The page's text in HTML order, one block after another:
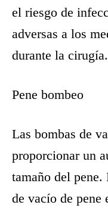
el riesgo de
adversas a los
durante la cirugía.
Pene bombeo
Las bombas de
proporcionar un
tamaño del pene.
de vacío de pene